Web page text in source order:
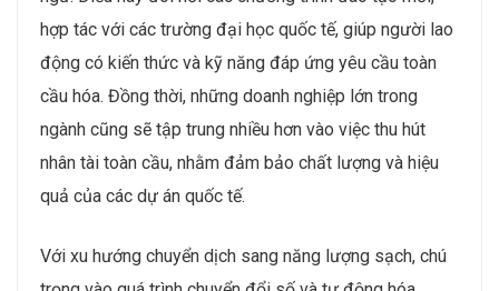
vị trí quản lý và kỹ thuật. Các chương trình nâng cao
nhận thức về bình đẳng giới và tạo điều kiện phát triển
cho lao động nữ đang dần trở thành một phần quan
trọng trong chính sách nhân sự của các doanh nghiệp
VBW10. Điều này không chỉ giúp tạo ra một môi
trường làm việc bình đẳng mà còn thu hút thêm nhiều
tài năng đa dạng, giúp doanh nghiệp cải thiện hiệu
suất, nâng cao tính năng động và sáng tạo trong công
việc.